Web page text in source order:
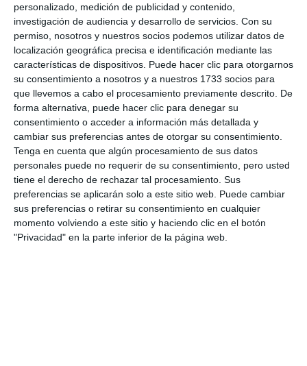
personalizado, medición de publicidad y contenido,
investigación de audiencia y desarrollo de servicios. Con su
permiso, nosotros y nuestros socios podemos utilizar datos de
localización geográfica precisa e identificación mediante las
características de dispositivos. Puede hacer clic para otorgarnos
su consentimiento a nosotros y a nuestros 1733 socios para
que llevemos a cabo el procesamiento previamente descrito. De
forma alternativa, puede hacer clic para denegar su
consentimiento o acceder a información más detallada y
cambiar sus preferencias antes de otorgar su consentimiento.
Tenga en cuenta que algún procesamiento de sus datos
personales puede no requerir de su consentimiento, pero usted
tiene el derecho de rechazar tal procesamiento. Sus
preferencias se aplicarán solo a este sitio web. Puede cambiar
sus preferencias o retirar su consentimiento en cualquier
momento volviendo a este sitio y haciendo clic en el botón
"Privacidad" en la parte inferior de la página web.
Araceli Macías Silva presenta su
primer libro, ‘Memorias de una
técnica sociosanitaria’
Conectar con nuestro interior
para superar los obstáculos de
la vida
ACTUALIDAD
Mujeres Casa Luna tiende
‘Puentes de entendimiento’
hacia la cultura marroquí
ACTUALIDAD